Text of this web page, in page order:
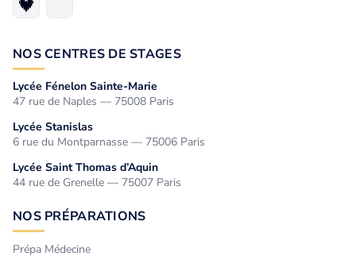
NOS CENTRES DE STAGES
Lycée Fénelon Sainte-Marie
47 rue de Naples — 75008 Paris
Lycée Stanislas
6 rue du Montparnasse — 75006 Paris
Lycée Saint Thomas d’Aquin
44 rue de Grenelle — 75007 Paris
NOS PRÉPARATIONS
Prépa Médecine